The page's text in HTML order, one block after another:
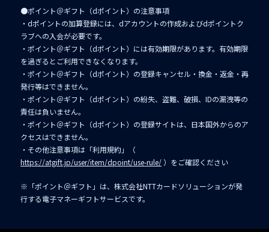
●ポイント＠ギフト（dポイント）の注意事項
・dポイントの加算登録には、dアカウントの作成およびdポイントク
ラブへの入会が必要です。
・ポイント＠ギフト（dポイント）には有効期限があります。有効期限
を過ぎるとご利用できなくなります。
・ポイント＠ギフト（dポイント）の登録キャンセル・換金・返金・再
発行等はできません。
・ポイント＠ギフト（dポイント）の紛失、盗難、破損、IDの漏洩等の
責任は負いません。
・ポイント＠ギフト（dポイント）の登録サイトは、日本国外からのア
クセスはできません。
・その他注意事項は「利用規約」（
https://atgift.jp/user/item/dpoint/use-rule/ ）をご確認ください
※「ポイント＠ギフト」は、株式会社NTTカードソリューションが発
行する電子マネーギフトサービスです。